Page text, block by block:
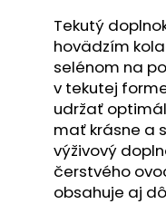
Tekutý
hovädzím
selénom na
v tekutej
udržať
mať krásne a
výživový
čerstvého
obsahuje aj